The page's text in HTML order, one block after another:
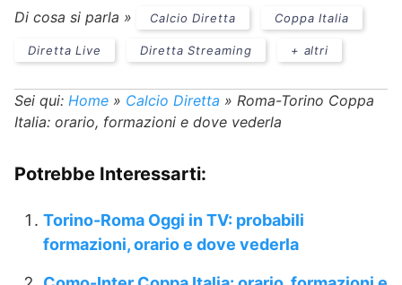
Di cosa si parla » Calcio Diretta Coppa Italia
Diretta Live Diretta Streaming + altri
Sei qui: Home » Calcio Diretta » Roma-Torino Coppa
Italia: orario, formazioni e dove vederla
Potrebbe Interessarti:
Torino-Roma Oggi in TV: probabili
formazioni, orario e dove vederla